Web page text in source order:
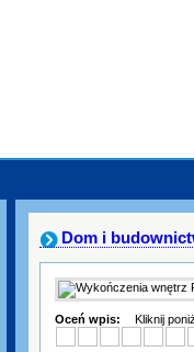
Dom i
Oceń wpis: Kliknij